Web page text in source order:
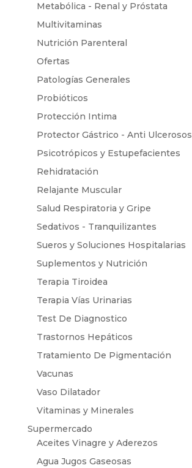
Metabólica - Renal y Próstata
Multivitaminas
Nutrición Parenteral
Ofertas
Patologías Generales
Probióticos
Protección Intima
Protector Gástrico - Anti Ulcerosos
Psicotrópicos y Estupefacientes
Rehidratación
Relajante Muscular
Salud Respiratoria y Gripe
Sedativos - Tranquilizantes
Sueros y Soluciones Hospitalarias
Suplementos y Nutrición
Terapia Tiroidea
Terapia Vías Urinarias
Test De Diagnostico
Trastornos Hepáticos
Tratamiento De Pigmentación
Vacunas
Vaso Dilatador
Vitaminas y Minerales
Supermercado
Aceites Vinagre y Aderezos
Agua Jugos Gaseosas